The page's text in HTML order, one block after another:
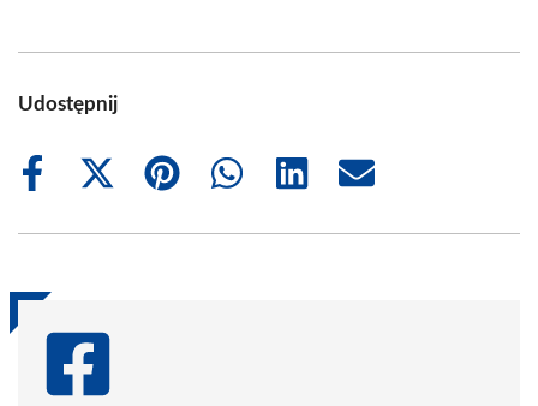
Udostępnij
Share
Share
(Twitter)
Share
Share
Share
Share